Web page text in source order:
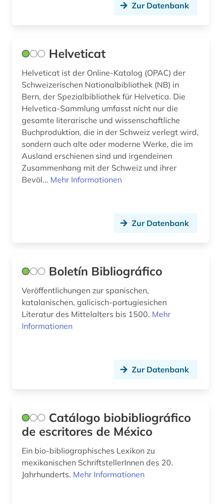
maghreb (1)
mathe (1)
medienwissenschaft (33)
medizin (1)
mediävistik (2)
mersch (1)
mexiko (3)
mittelamerika (1)
mittelasien (1)
mitteleuropa (1)
articles on the modern languages and literatures
mongolei (1)
mongolisch (2)
mongolistik (1)
museum (1)
Zur Datenbank
Helveticat
Helveticat ist der Online-Katalog (OPAC) der
Schweizerischen Nationalbibliothek (NB) in
Bern, der Spezialbibliothek für Helvetica. Die
Helvetica-Sammlung umfasst nicht nur die
gesamte literarische und wissenschaftliche
Buchproduktion, die in der Schweiz verlegt wird,
sondern auch alte oder moderne Werke, die im
Ausland erschienen sind und irgendeinen
Zusammenhang mit der Schweiz und ihrer
Bevöl... Mehr Informationen
Zur Datenbank
Boletín Bibliográfico
Veröffentlichungen zur spanischen,
katalanischen, galicisch-portugiesichen
Literatur des Mittelalters bis 1500. Mehr
Informationen
Zur Datenbank
Catálogo biobibliográfico
de escritores de México
Ein bio-bibliographisches Lexikon zu
mexikanischen SchriftstellerInnen des 20.
Jahrhunderts. Mehr Informationen